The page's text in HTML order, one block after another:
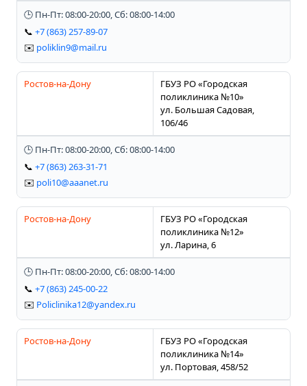
🕒 Пн-Пт: 08:00-20:00, Сб: 08:00-14:00
📞 +7 (863) 257-89-07
✉️ poliklin9@mail.ru
Ростов-на-Дону
ГБУЗ РО «Городская
поликлиника №10»
ул. Большая Садовая,
106/46
🕒 Пн-Пт: 08:00-20:00, Сб: 08:00-14:00
📞 +7 (863) 263-31-71
✉️ poli10@aaanet.ru
Ростов-на-Дону
ГБУЗ РО «Городская
поликлиника №12»
ул. Ларина, 6
🕒 Пн-Пт: 08:00-20:00, Сб: 08:00-14:00
📞 +7 (863) 245-00-22
✉️ Policlinika12@yandex.ru
Ростов-на-Дону
ГБУЗ РО «Городская
поликлиника №14»
ул. Портовая, 458/52